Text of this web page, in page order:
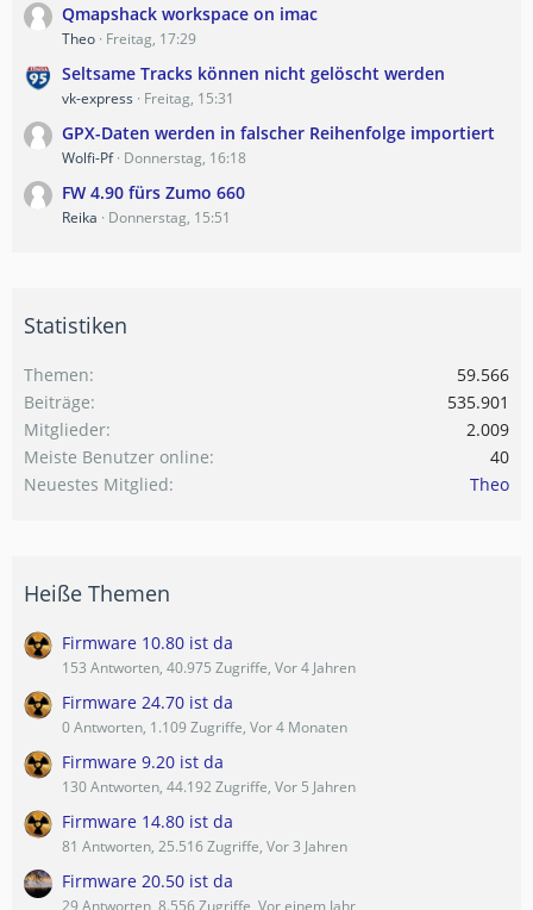
Qmapshack workspace on imac
Theo Freitag, 17:29
Seltsame Tracks können nicht gelöscht werden
vk-express Freitag, 15:31
GPX-Daten werden in falscher Reihenfolge importiert
Wolfi-Pf Donnerstag, 16:18
FW 4.90 fürs Zumo 660
Reika Donnerstag, 15:51
Statistiken
Themen
59.566
Beiträge
535.901
Mitglieder
2.009
Meiste Benutzer online
40
Neuestes Mitglied
Theo
Heiße Themen
Firmware 10.80 ist da
153 Antworten, 40.975 Zugriffe, Vor 4 Jahren
Firmware 24.70 ist da
0 Antworten, 1.109 Zugriffe, Vor 4 Monaten
Firmware 9.20 ist da
130 Antworten, 44.192 Zugriffe, Vor 5 Jahren
Firmware 14.80 ist da
81 Antworten, 25.516 Zugriffe, Vor 3 Jahren
Firmware 20.50 ist da
29 Antworten, 8.556 Zugriffe, Vor einem Jahr